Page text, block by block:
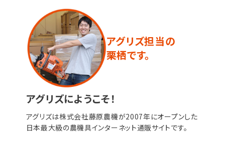
アグリズ担当の
栗栖です。
アグリズにようこそ！
アグリズは株式会社藤原農機が2007年にオープンした
日本最大級の農機具インターネット通販サイトです。